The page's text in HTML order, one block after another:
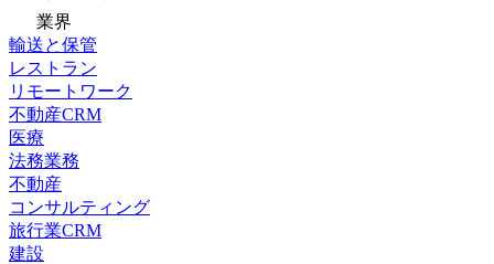
業界
輸送と保管
レストラン
リモートワーク
不動産CRM
医療
法務業務
不動産
コンサルティング
旅行業CRM
建設